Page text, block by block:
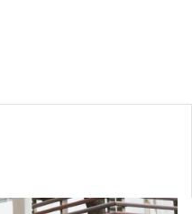
或更改開辦課程的院校／